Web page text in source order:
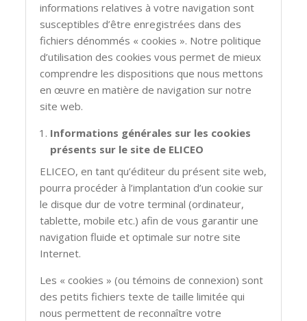
informations relatives à votre navigation sont
susceptibles d’être enregistrées dans des
fichiers dénommés « cookies ». Notre politique
d’utilisation des cookies vous permet de mieux
comprendre les dispositions que nous mettons
en œuvre en matière de navigation sur notre
site web.
Informations générales sur les cookies
présents sur le site de ELICEO
ELICEO, en tant qu’éditeur du présent site web,
pourra procéder à l’implantation d’un cookie sur
le disque dur de votre terminal (ordinateur,
tablette, mobile etc.) afin de vous garantir une
navigation fluide et optimale sur notre site
Internet.
Les « cookies » (ou témoins de connexion) sont
des petits fichiers texte de taille limitée qui
nous permettent de reconnaître votre